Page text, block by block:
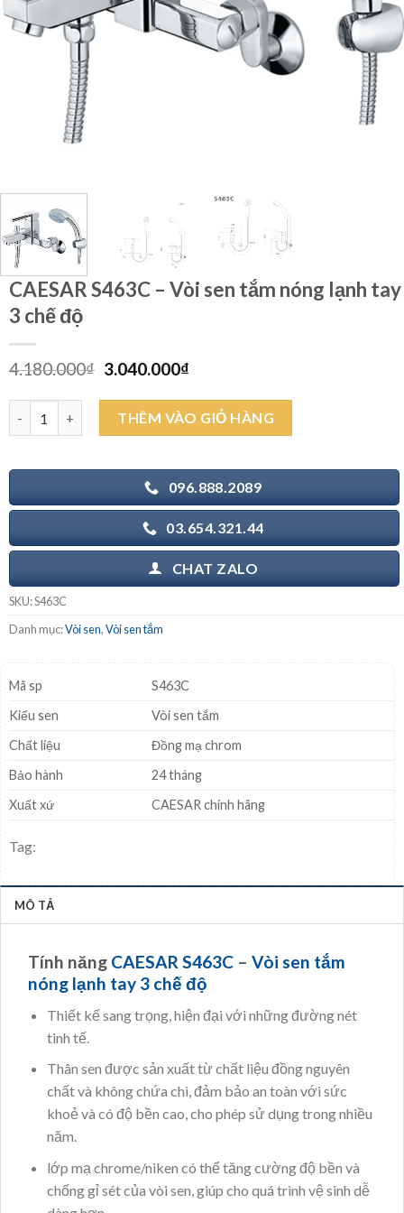
CAESAR S463C – Vòi sen tắm nóng lạnh tay
3 chế độ
4.180.000₫ Giá
là:
4.180.000₫.
3.040.000₫Giá
tại
là:
3.040.000₫.
CAESAR S463C - Vòi sen tắm nóng lạnh tay 3 chế độ số lượng
THÊM VÀO GIỎ HÀNG
096.888.2089
03.654.321.44
CHAT ZALO
SKU:S463C
Danh mục:Vòi sen,Vòi sen tắm
Mã sp
S463C
Kiểu sen
Vòi sen tắm
Chất liệu
Đồng mạ chrom
Bảo hành
24 tháng
Xuất xứ
CAESAR chính hãng
Tag:
MÔ TẢ
Tính năng CAESAR S463C – Vòi sen tắm
nóng lạnh tay 3 chế độ
Thiết kế sang trọng, hiện đại với những đường nét
tinh tế.
Thân sen được sản xuất từ chất liệu đồng nguyên
chất và không chứa chì, đảm bảo an toàn với sức
khoẻ và có độ bền cao, cho phép sử dụng trong nhiều
năm.
lớp mạ chrome/niken có thể tăng cường độ bền và
chống gỉ sét của vòi sen, giúp cho quá trình vệ sinh dễ